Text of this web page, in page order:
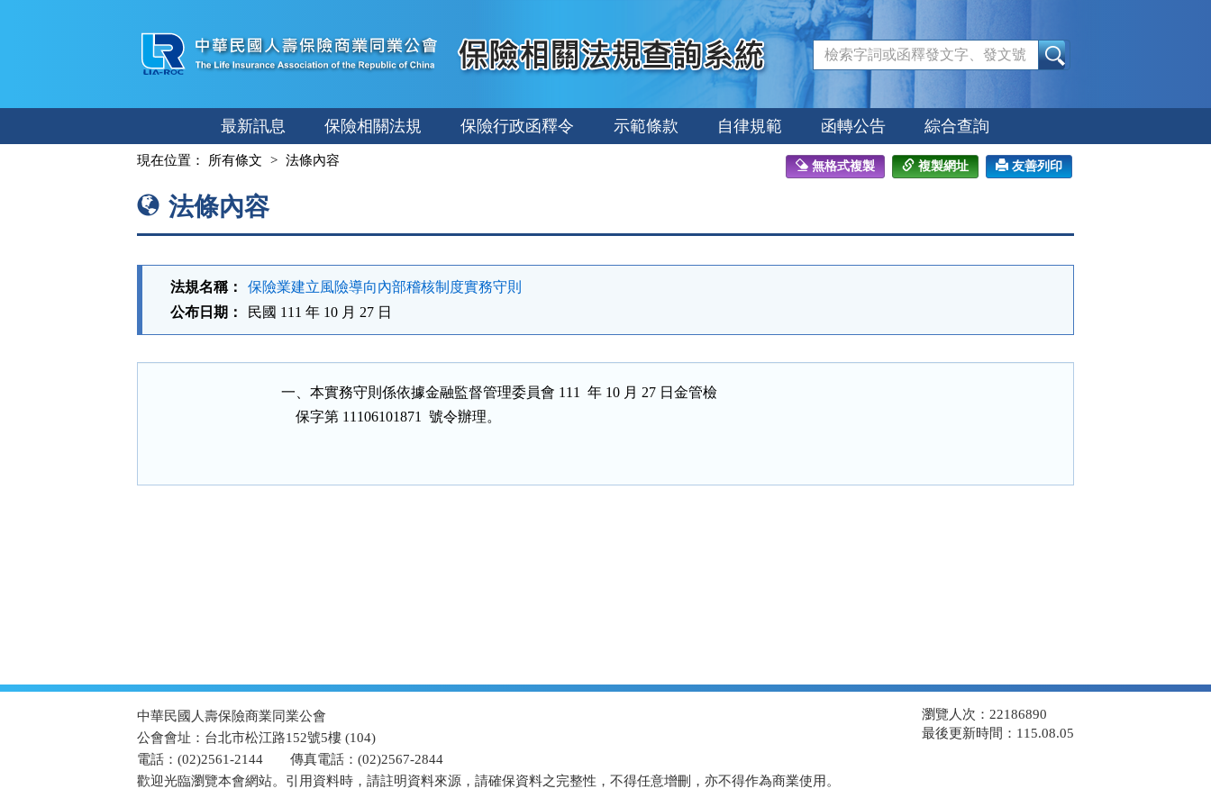
容
最新訊息 保險相關法規 保險行政函釋令 示範條款 自律規範 函轉公告 綜合查詢
現在位置： 所有條文 法條內容 無格式複製 複製網址 友善列印
法條內容
法規名稱：
保險業建立風險導向內部稽核制度實務守則
公布日期：
民國 111 年 10 月 27 日
一、本實務守則係依據金融監督管理委員會 111  年 10 月 27 日金管檢
    保字第 11106101871  號令辦理。
中華民國人壽保險商業同業公會
公會會址：台北市松江路152號5樓 (104)
電話：(02)2561-2144
傳真電話：(02)2567-2844
歡迎光臨瀏覽本會網站。引用資料時，請註明資料來源，請確保資料之完整性，不得任意增刪，亦不得作為商業使用。
瀏覽人次：22186890
最後更新時間：115.08.05